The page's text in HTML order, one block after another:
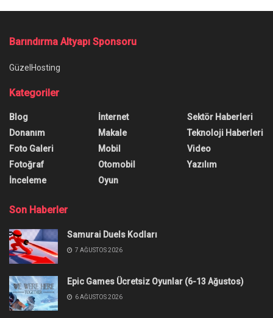
Barındırma Altyapı Sponsoru
GüzelHosting
Kategoriler
Blog
Donanım
Foto Galeri
Fotoğraf
İnceleme
İnternet
Makale
Mobil
Otomobil
Oyun
Sektör Haberleri
Teknoloji Haberleri
Video
Yazılım
Son Haberler
Samurai Duels Kodları
7 AĞUSTOS 2026
Epic Games Ücretsiz Oyunlar (6-13 Ağustos)
6 AĞUSTOS 2026